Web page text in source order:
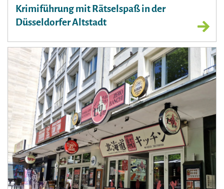
Krimiführung mit Rätselspaß in der
Düsseldorfer Altstadt